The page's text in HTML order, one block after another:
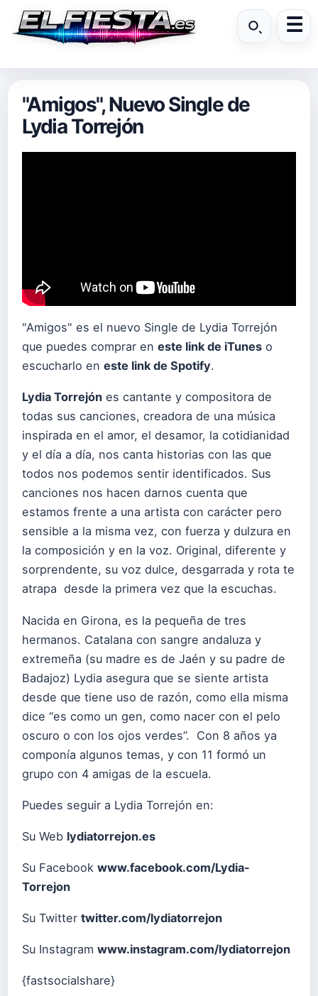
"Amigos", Nuevo Single de
Lydia Torrejón
"Amigos" es el nuevo Single de Lydia Torrejón
que puedes comprar en este link de iTunes o
escucharlo en este link de Spotify.
Lydia Torrejón es cantante y compositora de
todas sus canciones, creadora de una música
inspirada en el amor, el desamor, la cotidianidad
y el día a día, nos canta historias con las que
todos nos podemos sentir identificados. Sus
canciones nos hacen darnos cuenta que
estamos frente a una artista con carácter pero
sensible a la misma vez, con fuerza y dulzura en
la composición y en la voz. Original, diferente y
sorprendente, su voz dulce, desgarrada y rota te
atrapa desde la primera vez que la escuchas.
Nacida en Girona, es la pequeña de tres
hermanos. Catalana con sangre andaluza y
extremeña (su madre es de Jaén y su padre de
Badajoz) Lydia asegura que se siente artista
desde que tiene uso de razón, como ella misma
dice “es como un gen, como nacer con el pelo
oscuro o con los ojos verdes”. Con 8 años ya
componía algunos temas, y con 11 formó un
grupo con 4 amigas de la escuela.
Puedes seguir a Lydia Torrejón en:
Su Web lydiatorrejon.es
Su Facebook www.facebook.com/Lydia-
Torrejon
Su Twitter twitter.com/lydiatorrejon
Su Instagram www.instagram.com/lydiatorrejon
{fastsocialshare}